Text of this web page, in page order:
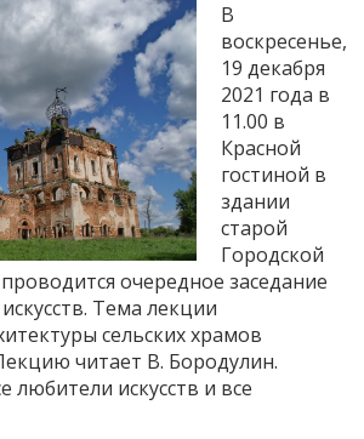
В
воскресенье,
19 декабря
2021 года в
11.00 в
Красной
гостиной в
здании
старой
Городской
очередное заседание
Тема лекции
сельских храмов
читает В. Бородулин.
любители искусств и все